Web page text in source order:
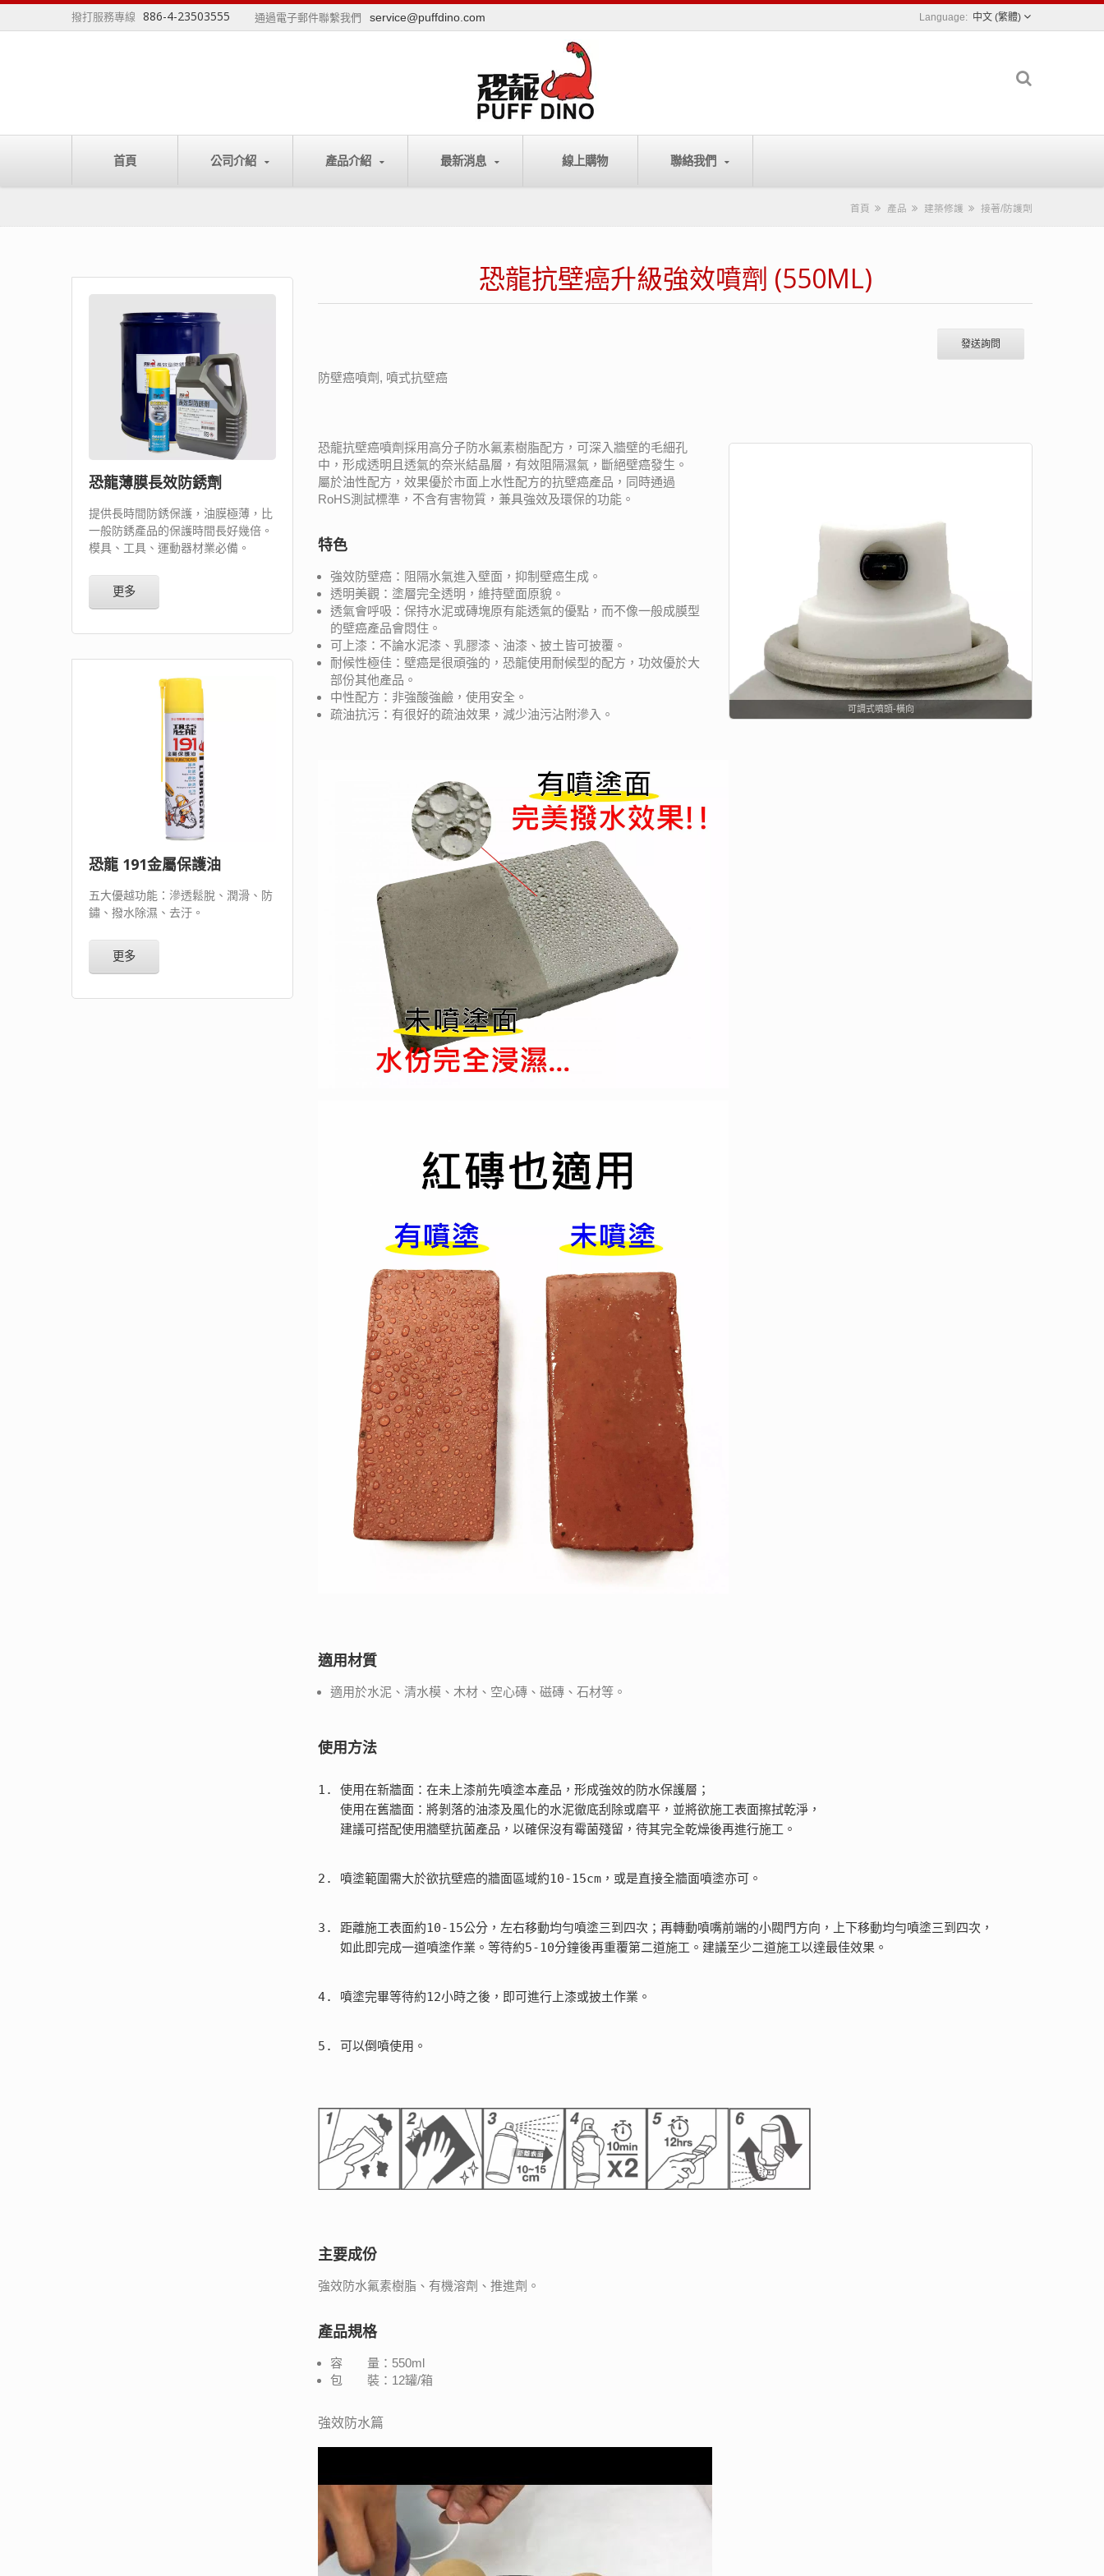
撥打服務專線 886-4-23503555 通過電子郵件聯繫我們 service@puffdino.com 中文 (繁體)
首頁 公司介紹 產品介紹 最新消息 線上購物 聯絡我們
首頁 產品 建築修護 接著/防護劑
恐龍薄膜長效防銹劑
提供長時間防銹保護，油膜極薄，比
一般防銹產品的保護時間長好幾倍。
模具、工具、運動器材業必備。
更多
恐龍 191金屬保護油
五大優越功能：滲透鬆脫、潤滑、防
鏽、撥水除濕、去汙。
更多
恐龍抗壁癌升級強效噴劑 (550ML)
發送詢問
防壁癌噴劑, 噴式抗壁癌
可調式噴頭-橫向
恐龍抗壁癌噴劑採用高分子防水氟素樹脂配方，可深入牆壁的毛細孔
中，形成透明且透氣的奈米結晶層，有效阻隔濕氣，斷絕壁癌發生。
屬於油性配方，效果優於市面上水性配方的抗壁癌產品，同時通過
RoHS測試標準，不含有害物質，兼具強效及環保的功能。
特色
強效防壁癌：阻隔水氣進入壁面，抑制壁癌生成。
透明美觀：塗層完全透明，維持壁面原貌。
透氣會呼吸：保持水泥或磚塊原有能透氣的優點，而不像一般成膜型
的壁癌產品會悶住。
可上漆：不論水泥漆、乳膠漆、油漆、披土皆可披覆。
耐候性極佳：壁癌是很頑強的，恐龍使用耐候型的配方，功效優於大
部份其他產品。
中性配方：非強酸強鹼，使用安全。
疏油抗污：有很好的疏油效果，減少油污沾附滲入。
適用材質
適用於水泥、清水模、木材、空心磚、磁磚、石材等。
使用方法
1. 使用在新牆面：在未上漆前先噴塗本產品，形成強效的防水保護層；
   使用在舊牆面：將剝落的油漆及風化的水泥徹底刮除或磨平，並將欲施工表面擦拭乾淨，
   建議可搭配使用牆壁抗菌產品，以確保沒有霉菌殘留，待其完全乾燥後再進行施工。
2. 噴塗範圍需大於欲抗壁癌的牆面區域約10-15cm，或是直接全牆面噴塗亦可。
3. 距離施工表面約10-15公分，左右移動均勻噴塗三到四次；再轉動噴嘴前端的小閥門方向，上下移動均勻噴塗三到四次，
   如此即完成一道噴塗作業。等待約5-10分鐘後再重覆第二道施工。建議至少二道施工以達最佳效果。
4. 噴塗完畢等待約12小時之後，即可進行上漆或披土作業。
5. 可以倒噴使用。
主要成份
強效防水氟素樹脂、有機溶劑、推進劑。
產品規格
容 量：550ml
包 裝：12罐/箱
強效防水篇